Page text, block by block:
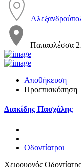
Παπαφλέσσα
Αποθήκευση
Προεπισκόπηση
Διακίδης Πασχάλης
Οδοντίατροι
Χειρουργός